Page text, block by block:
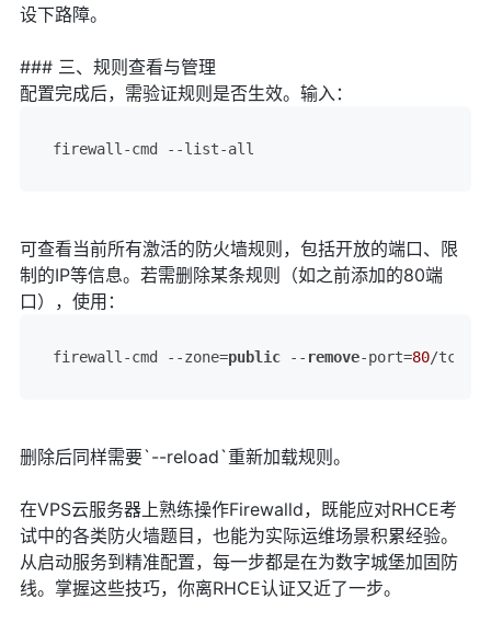
设下路障。
### 三、规则查看与管理
配置完成后，需验证规则是否生效。输入：
firewall-cmd --list-all
可查看当前所有激活的防火墙规则，包括开放的端口、限
制的IP等信息。若需删除某条规则（如之前添加的80端
口），使用：
firewall-cmd --zone=public -- remove-port=80/tcp --
删除后同样需要`--reload`重新加载规则。
在VPS云服务器上熟练操作Firewalld，既能应对RHCE考
试中的各类防火墙题目，也能为实际运维场景积累经验。
从启动服务到精准配置，每一步都是在为数字城堡加固防
线。掌握这些技巧，你离RHCE认证又近了一步。